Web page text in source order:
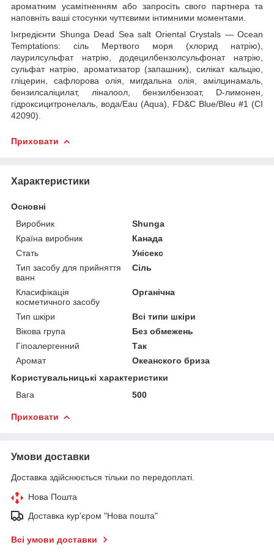
ароматним усамітненням або запросіть свого партнера та
наповніть ваші стосунки чуттєвими інтимними моментами.
Інгредієнти Shunga Dead Sea salt Oriental Crystals — Ocean
Temptations: сіль Мертвого моря (хлорид натрію),
лаурилсульфат натрію, додецилбензолсульфонат натрію,
сульфат натрію, ароматизатор (запашник), силікат кальцію,
гліцерин, сафлорова олія, мигдальна олія, амілцинамаль,
бензилсаліцилат, ліналоол, бензилбензоат, D-лимонен,
гідроксицитронелаль, вода/Eau (Aqua), FD&C Blue/Bleu #1 (CI
42090).
Приховати
Характеристики
Основні
Виробник
Shunga
Країна виробник
Канада
Стать
Унісекс
Тип засобу для прийняття
ванн
Сіль
Класифікація
косметичного засобу
Органічна
Тип шкіри
Всі типи шкіри
Вікова група
Без обмежень
Гіпоалергенний
Так
Аромат
Океанского бриза
Користувальницькі характеристики
Вага
500
Приховати
Умови доставки
Доставка здійснюється тільки по передоплаті.
Нова Пошта
Доставка кур'єром "Нова пошта"
Всі умови доставки